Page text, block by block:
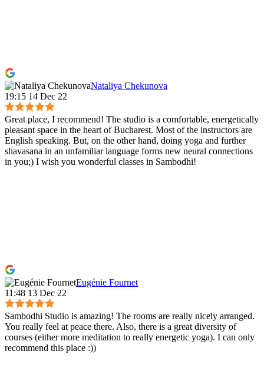
Nataliya Chekunova
19:15 14 Dec 22
Great place, I recommend! The studio is a comfortable, energetically
pleasant space in the heart of Bucharest. Most of the instructors are
English speaking. But, on the other hand, doing yoga and further
shavasana in an unfamiliar language forms new neural connections
in you;) I wish you wonderful classes in Sambodhi!
Eugénie Fournet
11:48 13 Dec 22
Sambodhi Studio is amazing! The rooms are really nicely arranged.
You really feel at peace there. Also, there is a great diversity of
courses (either more meditation to really energetic yoga). I can only
recommend this place :))